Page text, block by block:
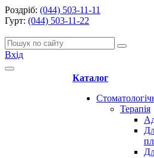
Роздріб: (044) 503-11-11
Гурт: (044) 503-11-22
Вхід
Каталог
Терапія